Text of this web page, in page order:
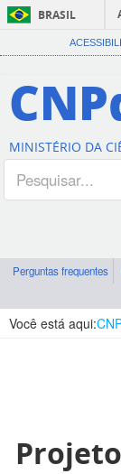
BRASIL
MINISTÉRIO DA
Perguntas frequentes
Você está aqui: